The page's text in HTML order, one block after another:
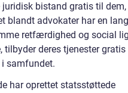
bistand gratis til dem,
blandt advokater har en lang
retfærdighed og social
tilbyder deres tjenester
samfundet.
har oprettet statsstøttede